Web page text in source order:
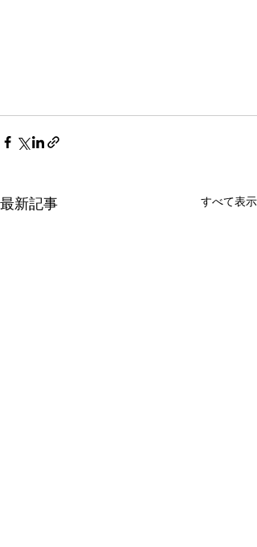
最新記事 すべて表示